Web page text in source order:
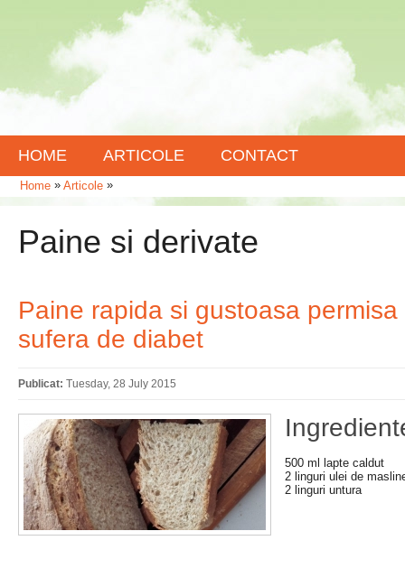
HOME ARTICOLE CONTACT
Home » Articole »
Paine si derivate
Paine rapida si gustoasa
sufera de diabet
Publicat: Tuesday, 28 July 2015
500 ml lapte caldut
2 linguri ulei de
2 linguri untura